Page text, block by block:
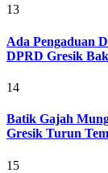
13
Ada Pengaduan
DPRD Gresik
14
Batik Gajah
Gresik Turun
15